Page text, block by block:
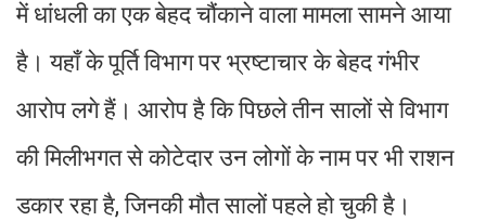
में धांधली का एक बेहद चौंकाने वाला मामला सामने आया
है। यहाँ के पूर्ति विभाग पर भ्रष्टाचार के बेहद गंभीर
आरोप लगे हैं। आरोप है कि पिछले तीन सालों से विभाग
की मिलीभगत से कोटेदार उन लोगों के नाम पर भी राशन
डकार रहा है, जिनकी मौत सालों पहले हो चुकी है।